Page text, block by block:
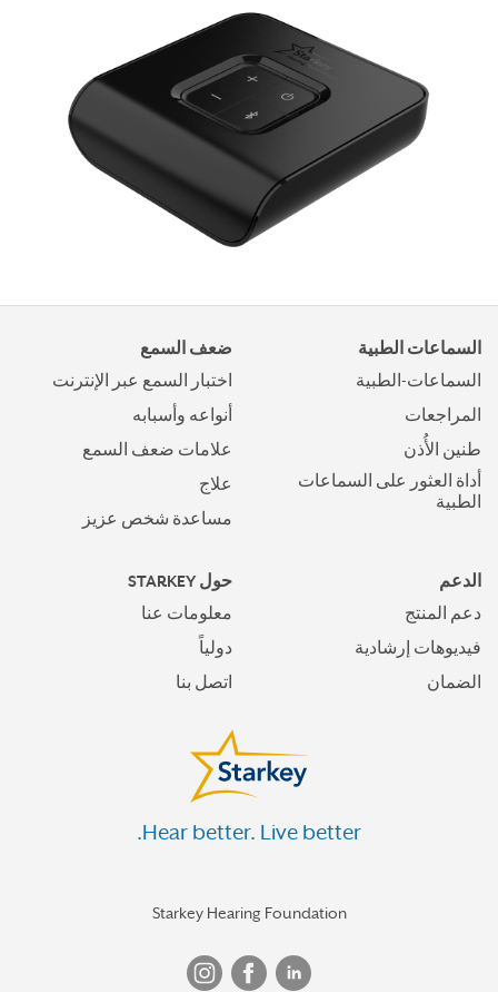
السماعات الطبية
السماعات-الطبية
المراجعات
طنين الأُذن
أداة العثور على السماعات
الطبية
ضعف السمع
اختبار السمع عبر الإنترنت
أنواعه وأسبابه
علامات ضعف السمع
علاج
مساعدة شخص عزيز
الدعم
دعم المنتج
فيديوهات إرشادية
الضمان
حول STARKEY
معلومات عنا
دولياً
اتصل بنا
Hear better. Live better.
Starkey Hearing Foundation